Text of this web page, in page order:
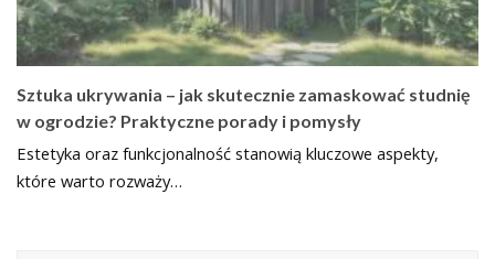
Sztuka ukrywania – jak skutecznie zamaskować studnię
w ogrodzie? Praktyczne porady i pomysły
Estetyka oraz funkcjonalność stanowią kluczowe aspekty,
które warto rozważy…